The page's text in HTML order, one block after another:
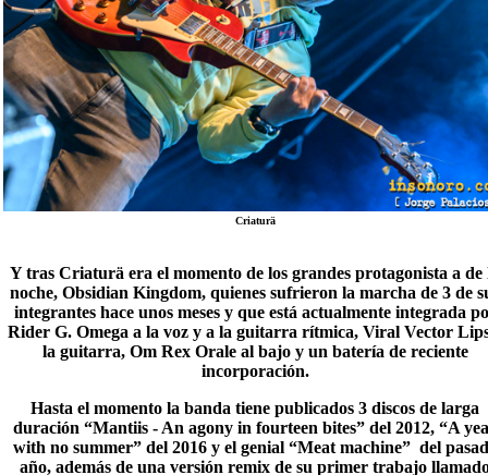
Criaturä
Y tras Criaturä era el momento de los grandes protagonista a de
noche, Obsidian Kingdom, quienes sufrieron la marcha de 3 de
integrantes hace unos meses y que está actualmente integrada
Rider G. Omega a la voz y a la guitarra rítmica, Viral Vector
la guitarra, Om Rex Orale al bajo y un batería de reciente
incorporación.
Hasta el momento la banda tiene publicados 3 discos de larga
duración “Mantiis - An agony in fourteen bites” del 2012, “A
with no summer” del 2016 y el genial “Meat machine” del
año, además de una versión remix de su primer trabajo